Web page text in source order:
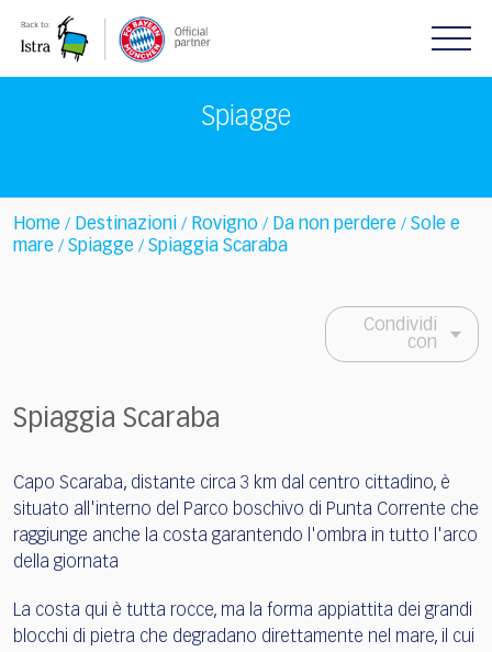
note:
Spiagge
Home / Destinazioni / Rovigno / Da non perdere / Sole e
mare / Spiagge / Spiaggia Scaraba
Condividi
con
Spiaggia Scaraba
Capo Scaraba, distante circa 3 km dal centro cittadino, è
situato all'interno del Parco boschivo di Punta Corrente che
raggiunge anche la costa garantendo l'ombra in tutto l'arco
della giornata
La costa qui è tutta rocce, ma la forma appiattita dei grandi
blocchi di pietra che degradano direttamente nel mare, il cui